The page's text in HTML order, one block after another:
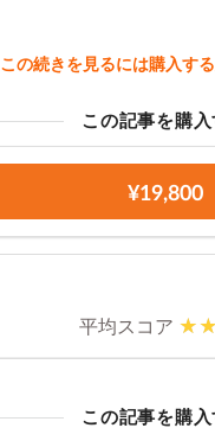
この続きを見るには購入す
この記事を購入
¥19,800
平均スコア
この記事を購入